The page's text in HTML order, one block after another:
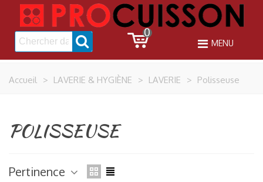
0
MENU
Accueil > LAVERIE & HYGIÈNE > LAVERIE > Polisseuse
POLISSEUSE
Pertinence